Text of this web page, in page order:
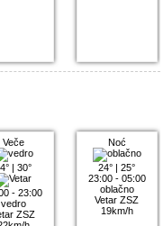
Veče
|30°
- 23:00
vedro
ZSZ
Noć
24° |25°
23:00 - 05:00
oblačno
Vetar ZSZ
19km/h